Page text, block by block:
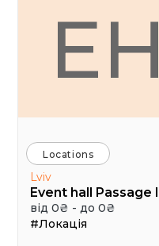
EH
Locations
Lviv
від 0₴ - до 0₴
#Локація